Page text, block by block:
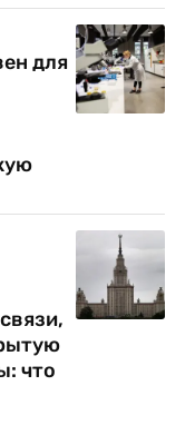
для
что